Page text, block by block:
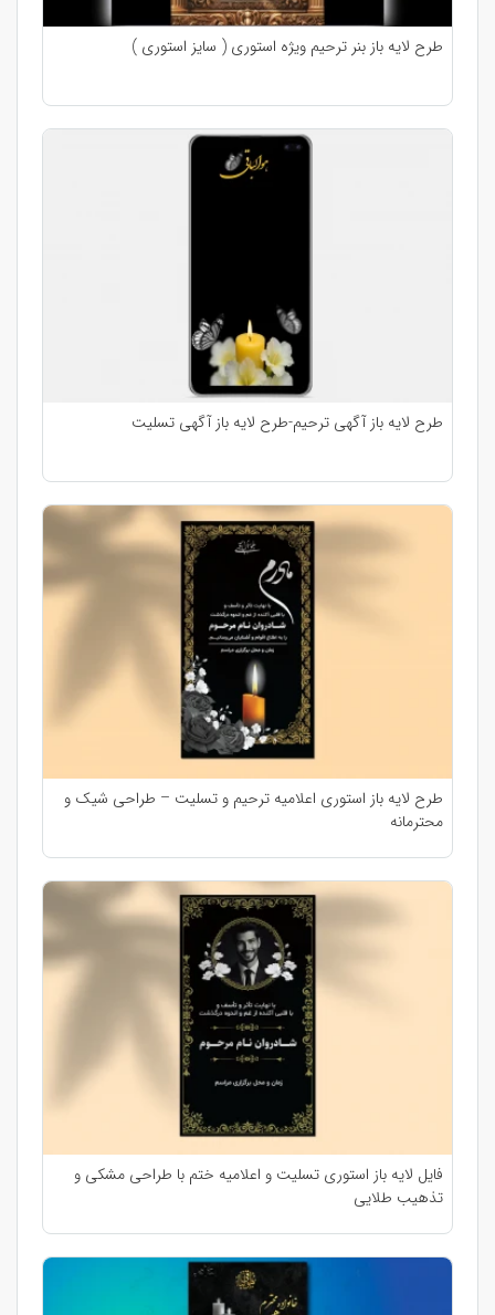
طرح لایه باز بنر ترحیم ویژه استوری ( سایز استوری )
طرح لایه باز آگهی ترحیم-طرح لایه باز آگهی تسلیت
طرح لایه باز استوری اعلامیه ترحیم و تسلیت – طراحی شیک و
محترمانه
فایل لایه باز استوری تسلیت و اعلامیه ختم با طراحی مشکی و
تذهیب طلایی